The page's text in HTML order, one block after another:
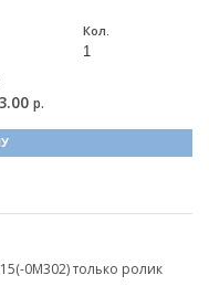
Кол.
1
р.
0M302) только ролик